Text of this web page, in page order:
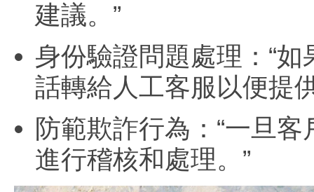
建議。”
身份驗證問題處理：“
話轉給人工客服以便提
防範欺詐行為：“一旦
進行稽核和處理。”